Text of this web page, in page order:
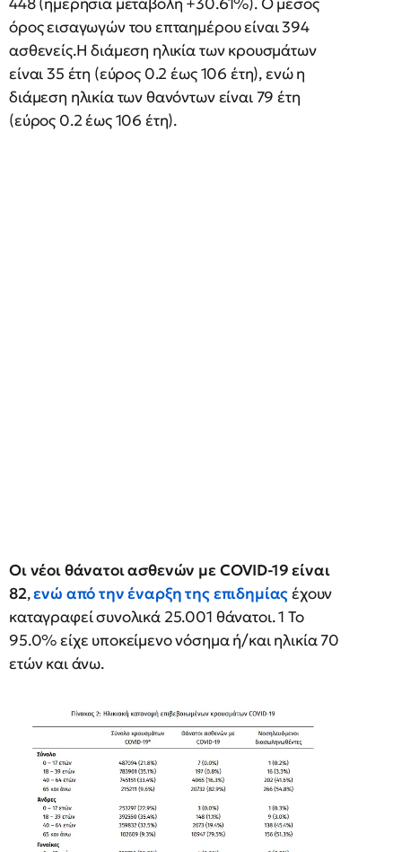
όρος εισαγωγών του επταημέρου είναι 394
ασθενείς.Η διάμεση ηλικία των κρουσμάτων
είναι 35 έτη (εύρος 0.2 έως 106 έτη), ενώ η
διάμεση ηλικία των θανόντων είναι 79 έτη
(εύρος 0.2 έως 106 έτη).
Οι νέοι θάνατοι ασθενών με COVID-19 είναι
82,ενώ από την έναρξη της επιδημίαςέχουν
καταγραφεί συνολικά 25.001 θάνατοι. 1 Το
95.0% είχε υποκείμενο νόσημα ή/και ηλικία 70
ετών και άνω.